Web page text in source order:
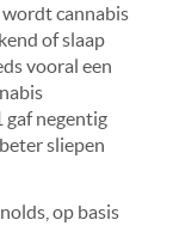
wordt cannabis
of slaap
vooral een
gaf negentig
sliepen
op basis